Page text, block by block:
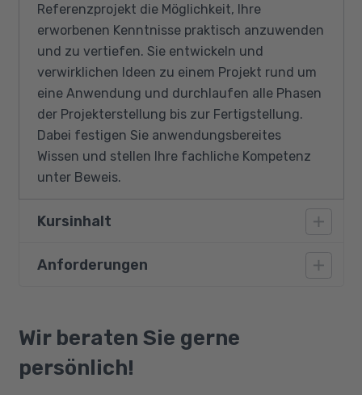
Referenzprojekt die Möglichkeit, Ihre
erworbenen Kenntnisse praktisch anzuwenden
und zu vertiefen. Sie entwickeln und
verwirklichen Ideen zu einem Projekt rund um
eine Anwendung und durchlaufen alle Phasen
der Projekterstellung bis zur Fertigstellung.
Dabei festigen Sie anwendungsbereites
Wissen und stellen Ihre fachliche Kompetenz
unter Beweis.
Kursinhalt
Grundlagen zu Programmen und
Grundlegende Sprachelemente,
Datenstrukturen, Algorithmen
Anforderungen
Deutschkenntnisse auf dem Niveau B2 sowie
gute Englischkenntnisse, da einige
verwendete Tools und Dokumentationen in
Wir beraten Sie gerne
persönlich!